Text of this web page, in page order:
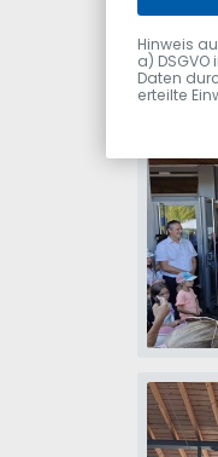
Hinweis
a)
Daten
erteilte